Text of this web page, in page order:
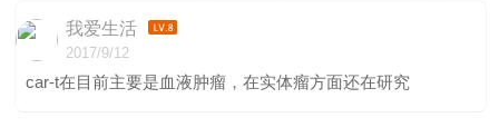
我爱生活
2017/9/12
car-t在目前主要是血液肿瘤，在实体瘤方面还在研究